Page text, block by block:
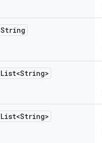
String
List<String>
List<String>